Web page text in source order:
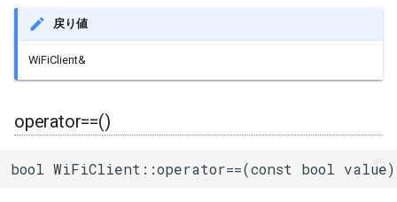
戻り値
WiFiClient&
operator==()
bool WiFiClient::operator==(const bool value)